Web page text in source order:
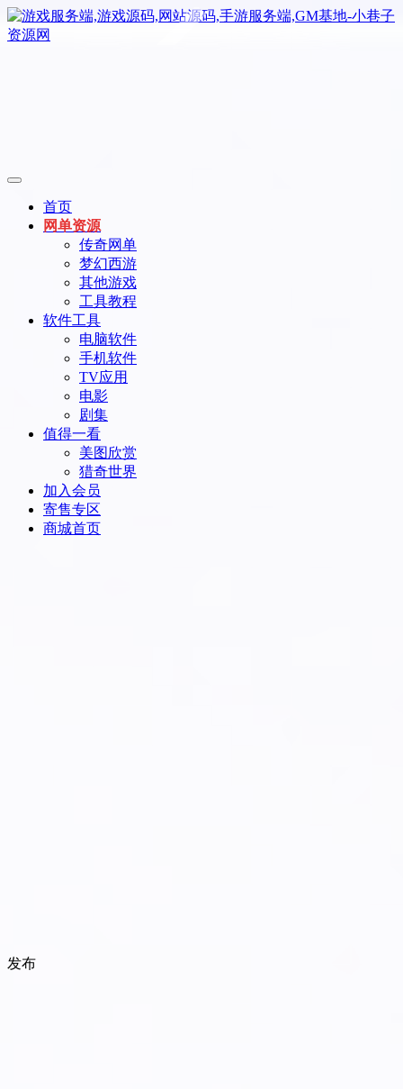
首页
网单资源
传奇网单
梦幻西游
其他游戏
工具教程
软件工具
电脑软件
手机软件
TV应用
电影
剧集
值得一看
美图欣赏
猎奇世界
加入会员
寄售专区
商城首页
发布